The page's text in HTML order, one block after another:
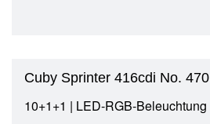
Cuby Sprinter 416cdi No. 470
10+1+1 | LED-RGB-Beleuchtung